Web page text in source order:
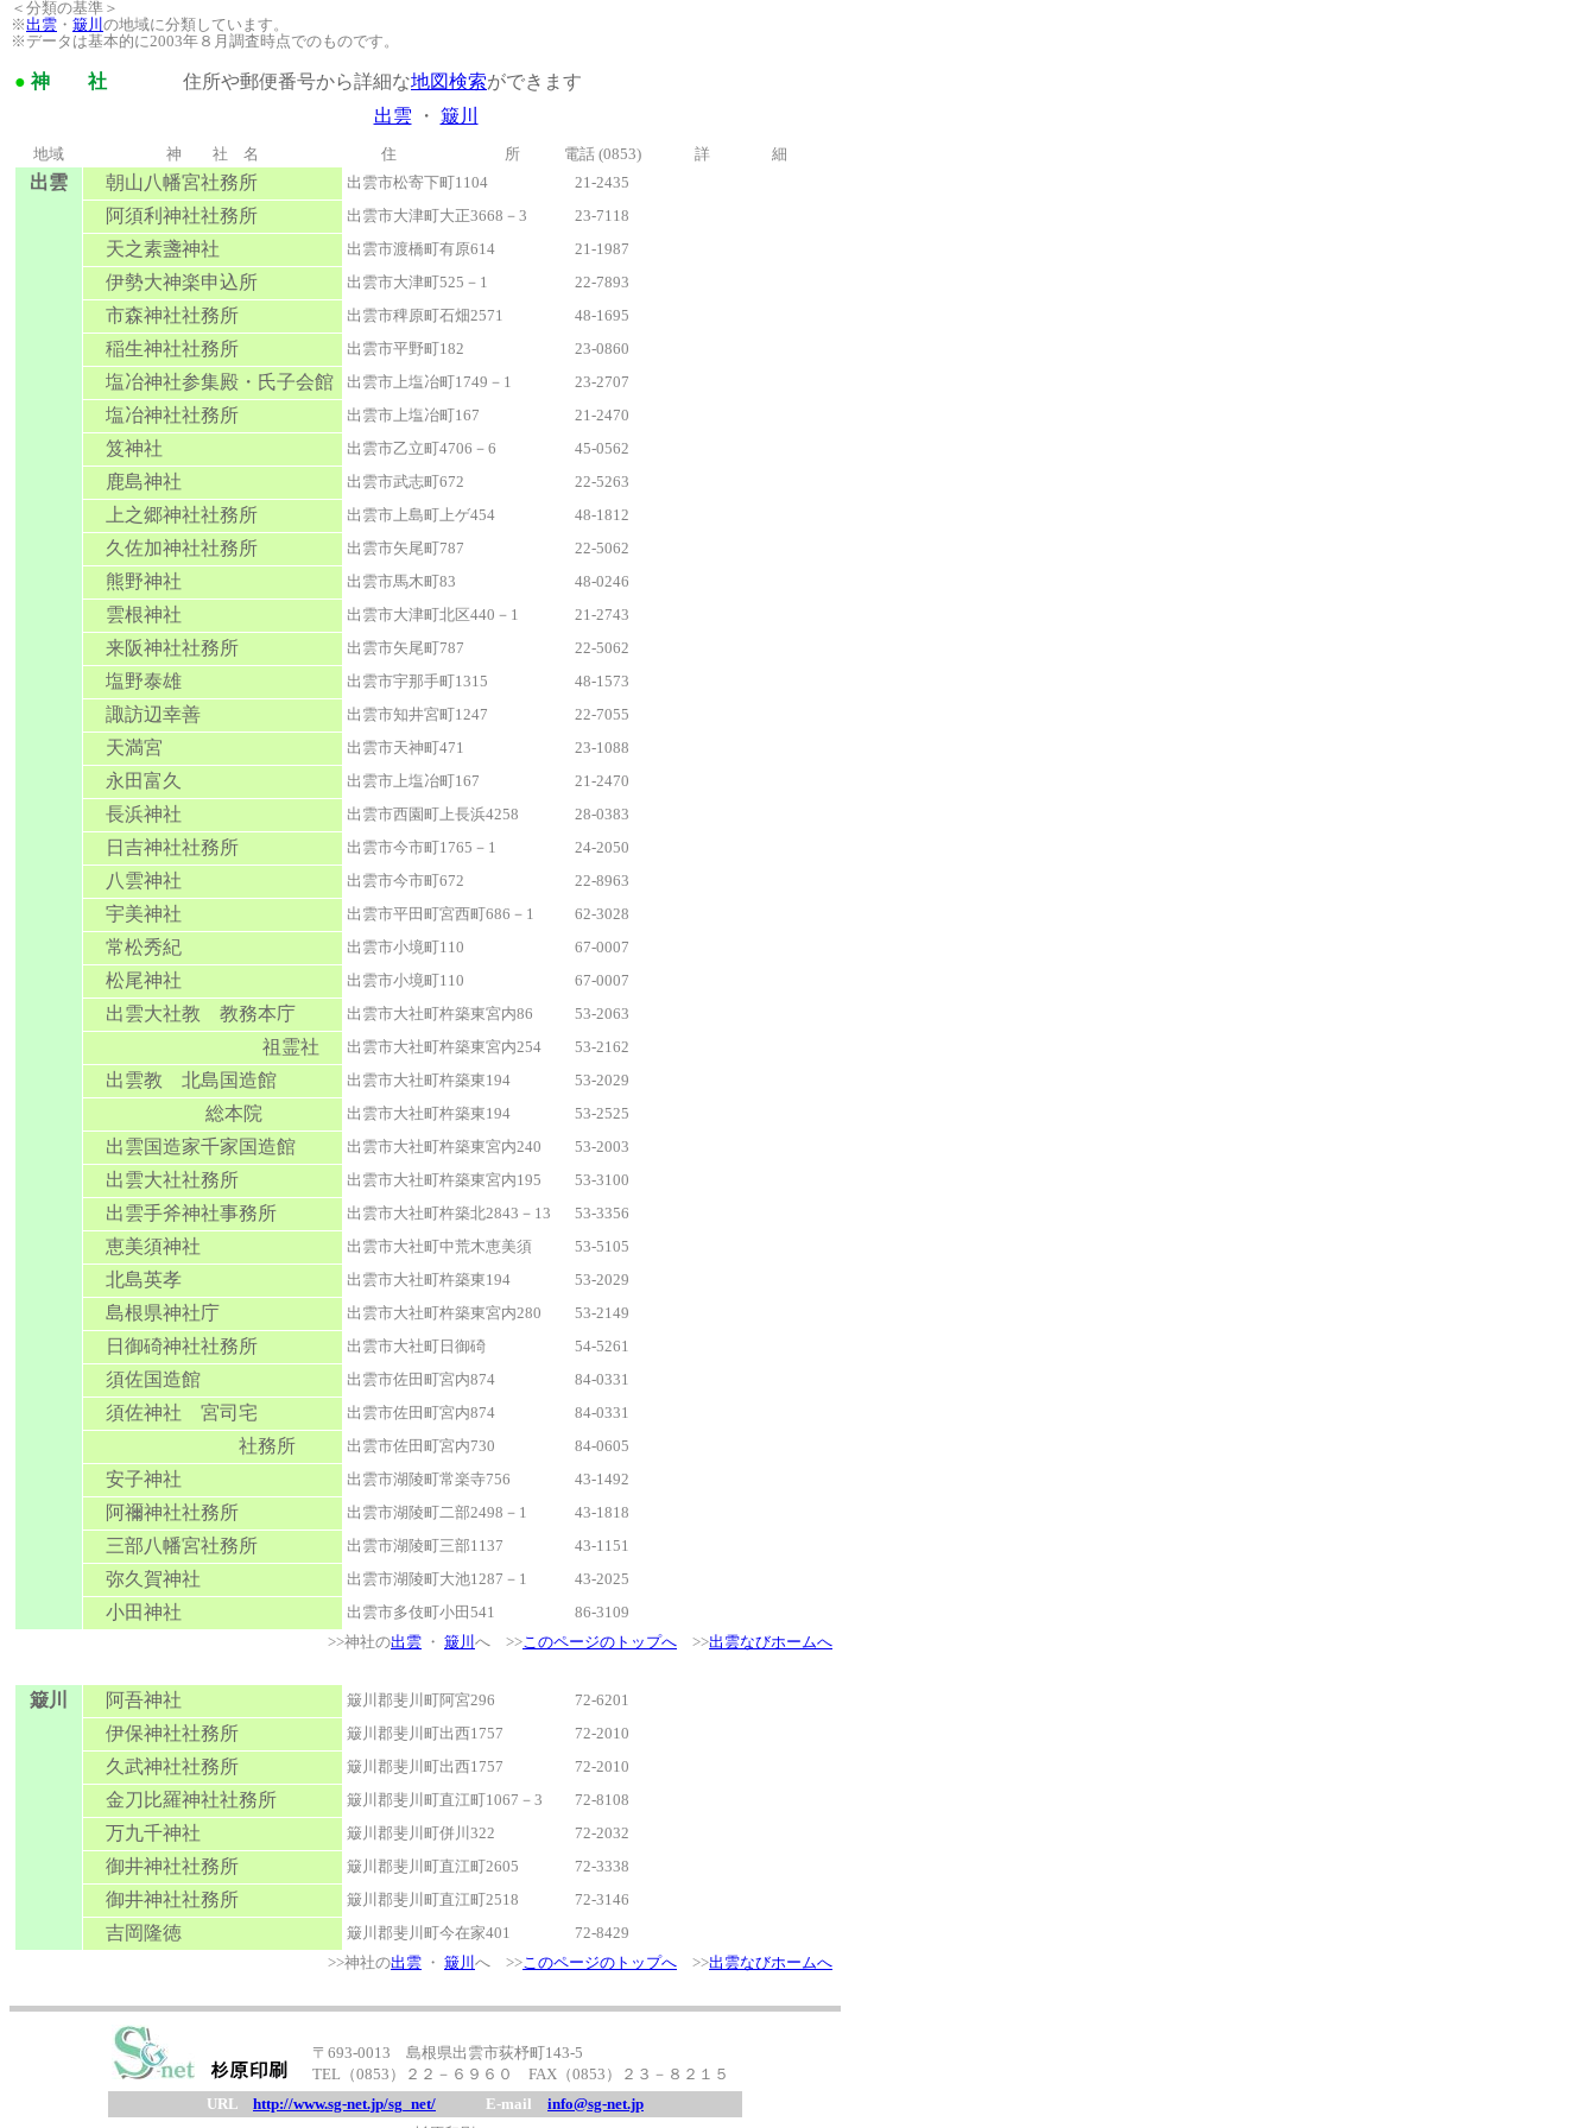
＜分類の基準＞
※出雲 ・ 簸川 の地域に分類しています。
※データは基本的に2003年８月調査時点でのものです。
● 神 社 住所や郵便番号から詳細な地図検索ができます
出雲 ・ 簸川
地域 神 社 名 住 所 電話 (0853) 詳 細
出雲 朝山八幡宮社務所 出雲市松寄下町1104 21-2435
阿須利神社社務所 出雲市大津町大正3668－3 23-7118
天之素盞神社 出雲市渡橋町有原614 21-1987
伊勢大神楽申込所 出雲市大津町525－1 22-7893
市森神社社務所 出雲市稗原町石畑2571 48-1695
稲生神社社務所 出雲市平野町182 23-0860
塩冶神社参集殿・氏子会館 出雲市上塩冶町1749－1 23-2707
塩冶神社社務所 出雲市上塩冶町167 21-2470
笈神社 出雲市乙立町4706－6 45-0562
鹿島神社 出雲市武志町672 22-5263
上之郷神社社務所 出雲市上島町上ゲ454 48-1812
久佐加神社社務所 出雲市矢尾町787 22-5062
熊野神社 出雲市馬木町83 48-0246
雲根神社 出雲市大津町北区440－1 21-2743
来阪神社社務所 出雲市矢尾町787 22-5062
塩野泰雄 出雲市宇那手町1315 48-1573
諏訪辺幸善 出雲市知井宮町1247 22-7055
天満宮 出雲市天神町471 23-1088
永田富久 出雲市上塩冶町167 21-2470
長浜神社 出雲市西園町上長浜4258 28-0383
日吉神社社務所 出雲市今市町1765－1 24-2050
八雲神社 出雲市今市町672 22-8963
宇美神社 出雲市平田町宮西町686－1 62-3028
常松秀紀 出雲市小境町110 67-0007
松尾神社 出雲市小境町110 67-0007
出雲大社教 教務本庁 出雲市大社町杵築東宮内86 53-2063
祖霊社 出雲市大社町杵築東宮内254 53-2162
出雲教 北島国造館 出雲市大社町杵築東194 53-2029
総本院 出雲市大社町杵築東194 53-2525
出雲国造家千家国造館 出雲市大社町杵築東宮内240 53-2003
出雲大社社務所 出雲市大社町杵築東宮内195 53-3100
出雲手斧神社事務所 出雲市大社町杵築北2843－13 53-3356
恵美須神社 出雲市大社町中荒木恵美須 53-5105
北島英孝 出雲市大社町杵築東194 53-2029
島根県神社庁 出雲市大社町杵築東宮内280 53-2149
日御碕神社社務所 出雲市大社町日御碕 54-5261
須佐国造館 出雲市佐田町宮内874 84-0331
須佐神社 宮司宅 出雲市佐田町宮内874 84-0331
社務所 出雲市佐田町宮内730 84-0605
安子神社 出雲市湖陵町常楽寺756 43-1492
阿禰神社社務所 出雲市湖陵町二部2498－1 43-1818
三部八幡宮社務所 出雲市湖陵町三部1137 43-1151
弥久賀神社 出雲市湖陵町大池1287－1 43-2025
小田神社 出雲市多伎町小田541
86-3109
>>神社の出雲 ・ 簸川 へ >>このページのトップへ >>出雲なびホームへ
簸川 阿吾神社 簸川郡斐川町阿宮296 72-6201
伊保神社社務所 簸川郡斐川町出西1757 72-2010
久武神社社務所 簸川郡斐川町出西1757 72-2010
金刀比羅神社社務所 簸川郡斐川町直江町1067－3 72-8108
万九千神社 簸川郡斐川町併川322 72-2032
御井神社社務所 簸川郡斐川町直江町2605 72-3338
御井神社社務所 簸川郡斐川町直江町2518 72-3146
吉岡隆徳 簸川郡斐川町今在家401
72-8429
>>神社の出雲 ・ 簸川 へ >>このページのトップへ >>出雲なびホームへ
〒693-0013 島根県出雲市荻杼町143-5
TEL（0853）２２－６９６０ FAX（0853）２３－８２１５
URL http://www.sg-net.jp/sg_net/ E-mail info@sg-net.jp